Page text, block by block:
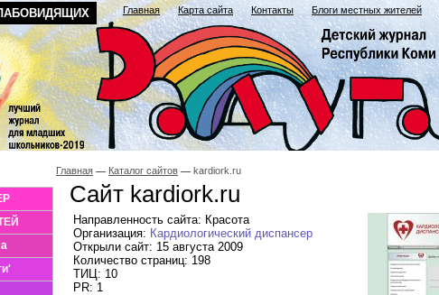
Главная Карта сайта Контакты Блоги местных жителей
Главная Каталог сайтов kardiork.ru
Сайт kardiork.ru
Направленность сайта: Красота
Организация: Кардиологический диспансер
Открыли сайт: 15 августа 2009
Количество страниц: 198
ТИЦ: 10
PR: 1